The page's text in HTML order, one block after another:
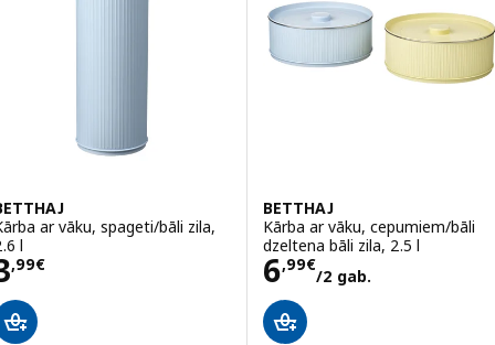
ar vāku, spageti/bāli zila,
l
,99€ 3,99€
BETTHAJ
Kārba ar vāku, cepumiem/bāli
dzeltena bāli zila, 2.5 l
6,99€
/2 gab.
Cena 6,99€/2